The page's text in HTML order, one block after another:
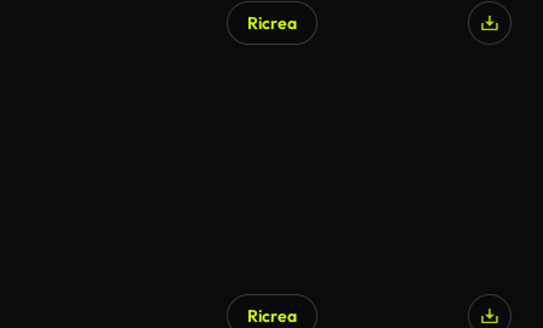
Ricrea
Ricrea